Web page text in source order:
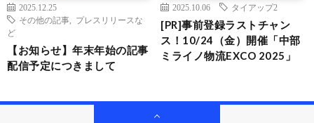
2025.12.25
その他の記事
プレスリリースな
ど
【お知らせ】年末年始の記事
配信予定につきまして
2025.10.06 タイアップ2
[PR]事前登録ラストチャン
ス！10/24（金）開催「中部
ミライノ物流EXCO 2025」